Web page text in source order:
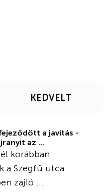
KEDVELT
a javítás -
az ...
korábban
a Szegfű utca
zajló ...